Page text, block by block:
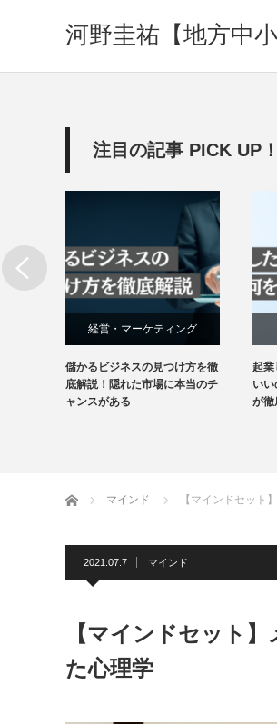
河野圭祐【地方中
注目の記事 PICK UP！
マインド
経営・マーケティング
起業したい人はまず何をすれば
いいのか？現役の３０代経営者
が徹底解説
ジム
ム
自由
ホーム マインド 【マインドセット
2021.07.7 マインド
【マインドセット
た心理学